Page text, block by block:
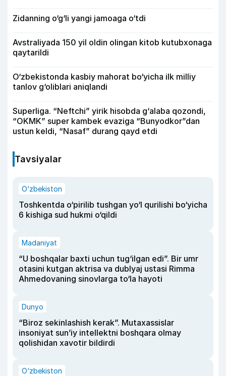
Zidanning o‘g‘li yangi jamoaga o‘tdi
Avstraliyada 150 yil oldin olingan kitob kutubxonaga
qaytarildi
O‘zbekistonda kasbiy mahorat bo‘yicha ilk milliy
tanlov g‘oliblari aniqlandi
Superliga. “Neftchi” yirik hisobda g‘alaba qozondi,
“OKMK” super kambek evaziga “Bunyodkor”dan
ustun keldi, “Nasaf” durang qayd etdi
Tavsiyalar
O‘zbekiston
Toshkentda o‘pirilib tushgan yo‘l qurilishi bo‘yicha
6 kishiga sud hukmi o‘qildi
Madaniyat
“U boshqalar baxti uchun tug‘ilgan edi”. Bir umr
otasini kutgan aktrisa va dublyaj ustasi Rimma
Ahmedovaning sinovlarga to‘la hayoti
Dunyo
“Biroz sekinlashish kerak”. Mutaxassislar
insoniyat sun’iy intellektni boshqara olmay
qolishidan xavotir bildirdi
O‘zbekiston